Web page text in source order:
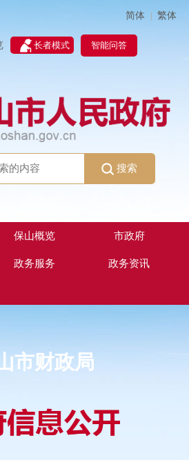
简体 | 繁体
长者模式 智能问答
搜索
保山概览 市政府
政务服务 政务资讯
市财政局